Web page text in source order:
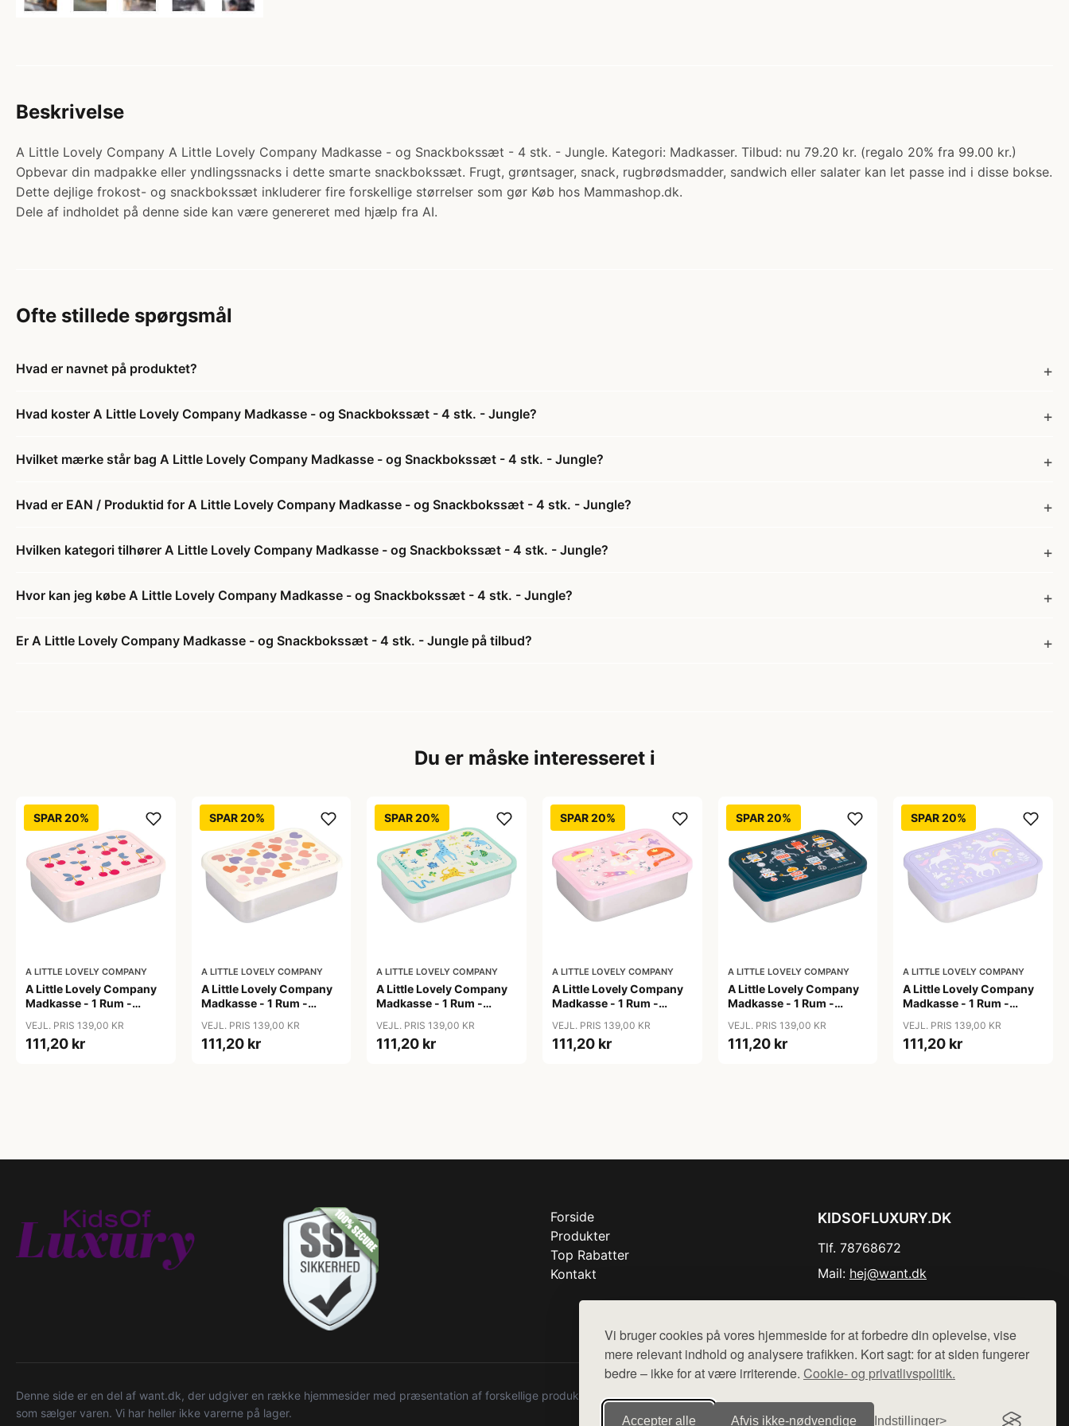
Vi bruger cookies på vores hjemmeside for at forbedre din oplevelse, vise
mere relevant indhold og analysere trafikken. Kort sagt: for at siden fungerer
bedre – ikke for at være irriterende. Cookie- og privatlivspolitik.
Accepter alle Afvis ikke‑nødvendige Indstillinger
Beskrivelse
A Little Lovely Company A Little Lovely Company Madkasse - og Snackbokssæt - 4 stk. - Jungle. Kategori: Madkasser. Tilbud: nu 79.20 kr. (regalo 20% fra 99.00 kr.)
Opbevar din madpakke eller yndlingssnacks i dette smarte snackbokssæt. Frugt, grøntsager, snack, rugbrødsmadder, sandwich eller salater kan let passe ind i disse bokse.
Dette dejlige frokost- og snackbokssæt inkluderer fire forskellige størrelser som gør Køb hos Mammashop.dk.
Dele af indholdet på denne side kan være genereret med hjælp fra AI.
Ofte stillede spørgsmål
Hvad er navnet på produktet?
Hvad koster A Little Lovely Company Madkasse - og Snackbokssæt - 4 stk. - Jungle?
Hvilket mærke står bag A Little Lovely Company Madkasse - og Snackbokssæt - 4 stk. - Jungle?
Hvad er EAN / Produktid for A Little Lovely Company Madkasse - og Snackbokssæt - 4 stk. - Jungle?
Hvilken kategori tilhører A Little Lovely Company Madkasse - og Snackbokssæt - 4 stk. - Jungle?
Hvor kan jeg købe A Little Lovely Company Madkasse - og Snackbokssæt - 4 stk. - Jungle?
Er A Little Lovely Company Madkasse - og Snackbokssæt - 4 stk. - Jungle på tilbud?
Du er måske interesseret i
SPAR 20%
A LITTLE LOVELY COMPANY
A Little Lovely Company
Madkasse - 1 Rum -
Cherries
VEJL. PRIS 139,00 KR
111,20 kr
SPAR 20%
A LITTLE LOVELY COMPANY
A Little Lovely Company
Madkasse - 1 Rum -
Hearts
VEJL. PRIS 139,00 KR
111,20 kr
SPAR 20%
A LITTLE LOVELY COMPANY
A Little Lovely Company
Madkasse - 1 Rum -
Jungle
VEJL. PRIS 139,00 KR
111,20 kr
SPAR 20%
A LITTLE LOVELY COMPANY
A Little Lovely Company
Madkasse - 1 Rum -
Princesses
VEJL. PRIS 139,00 KR
111,20 kr
SPAR 20%
A LITTLE LOVELY COMPANY
A Little Lovely Company
Madkasse - 1 Rum -
Robots
VEJL. PRIS 139,00 KR
111,20 kr
SPAR 20%
A LITTLE LOVELY COMPANY
A Little Lovely Company
Madkasse - 1 Rum -
Unicorn Dreams
VEJL. PRIS 139,00 KR
111,20 kr
Forside
Produkter
Top Rabatter
Kontakt
KIDSOFLUXURY.DK
Tlf. 78768672
Mail: hej@want.dk
Denne side er en del af want.dk, der udgiver en række hjemmesider med præsentation af forskellige produkter fra diverse webshops. Der sælges ikke varer fra denne side - vi henviser til de shops,
som sælger varen. Vi har heller ikke varerne på lager.